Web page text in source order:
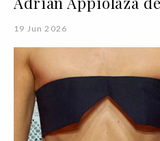
19 Jun 2026